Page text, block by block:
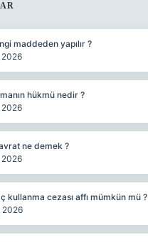
maddeden yapılır ?
2026
hükmü nedir ?
2026
ne demek ?
2026
kullanma cezası affı mümkün mü ?
2026